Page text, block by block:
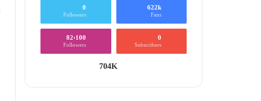
622k
Fans
0
Followers
0
Subscribers
82٬100
Followers
704K